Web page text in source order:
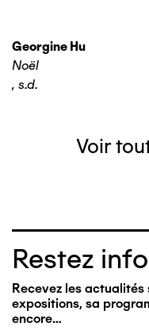
Georgine Hu
Noël
, s.d.
Voir
Restez
Recevez les actualités
expositions, sa
encore…